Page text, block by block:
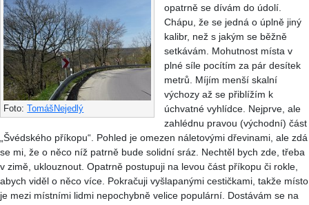
Foto:TomášNejedlý
opatrně se dívám do údolí.
Chápu, že se jedná o úplně jiný
kalibr, než s jakým se běžně
setkávám. Mohutnost místa v
plné síle pocítím za pár desítek
metrů. Míjím menší skalní
výchozy až se přiblížím k
úchvatné vyhlídce. Nejprve, ale
zahlédnu pravou (východní) část
„Švédského příkopu“. Pohled je omezen náletovými dřevinami, ale zdá
se mi, že o něco níž patrně bude solidní sráz. Nechtěl bych zde, třeba
v zimě, uklouznout. Opatrně postupuji na levou část příkopu či rokle,
abych viděl o něco více. Pokračuji vyšlapanými cestičkami, takže místo
je mezi místními lidmi nepochybně velice populární. Dostávám se na